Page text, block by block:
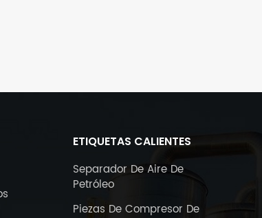
ETIQUETAS CALIENTES
Separador De Aire De
Petróleo
Piezas De Compresor De